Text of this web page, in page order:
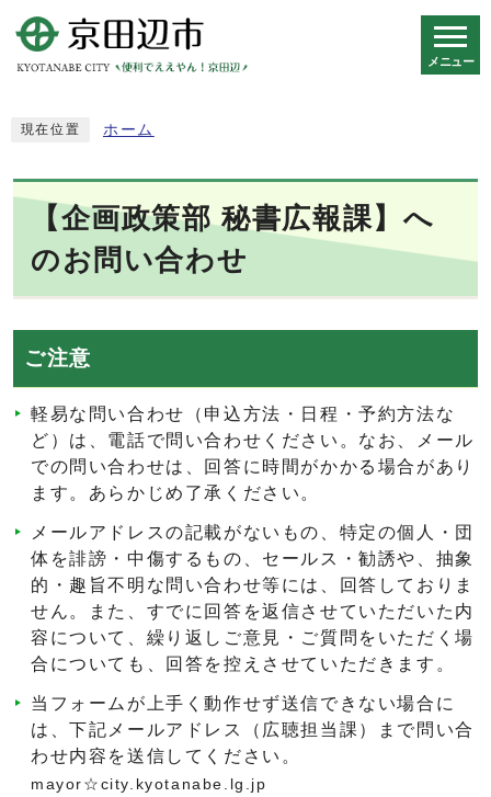
メニュー
現在位置 ホーム
【企画政策部 秘書広報課】へ
のお問い合わせ
ご注意
軽易な問い合わせ（申込方法・日程・予約方法な
ど）は、電話で問い合わせください。なお、メール
での問い合わせは、回答に時間がかかる場合があり
ます。あらかじめ了承ください。
メールアドレスの記載がないもの、特定の個人・団
体を誹謗・中傷するもの、セールス・勧誘や、抽象
的・趣旨不明な問い合わせ等には、回答しておりま
せん。また、すでに回答を返信させていただいた内
容について、繰り返しご意見・ご質問をいただく場
合についても、回答を控えさせていただきます。
当フォームが上手く動作せず送信できない場合に
は、下記メールアドレス（広聴担当課）まで問い合
わせ内容を送信してください。
mayor☆city.kyotanabe.lg.jp